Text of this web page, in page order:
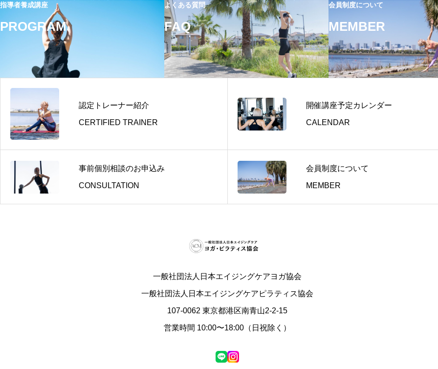
指導者養成講座
PROGRAM
よくある質問
FAQ
会員制度について
MEMBER
認定トレーナー紹介
CERTIFIED TRAINER
開催講座予定カレンダー
CALENDAR
事前個別相談のお申込み
CONSULTATION
会員制度について
MEMBER
一般社団法人日本エイジングケアヨガ協会
一般社団法人日本エイジングケアピラティス協会
107-0062 東京都港区南青山2-2-15
営業時間 10:00〜18:00（日祝除く）